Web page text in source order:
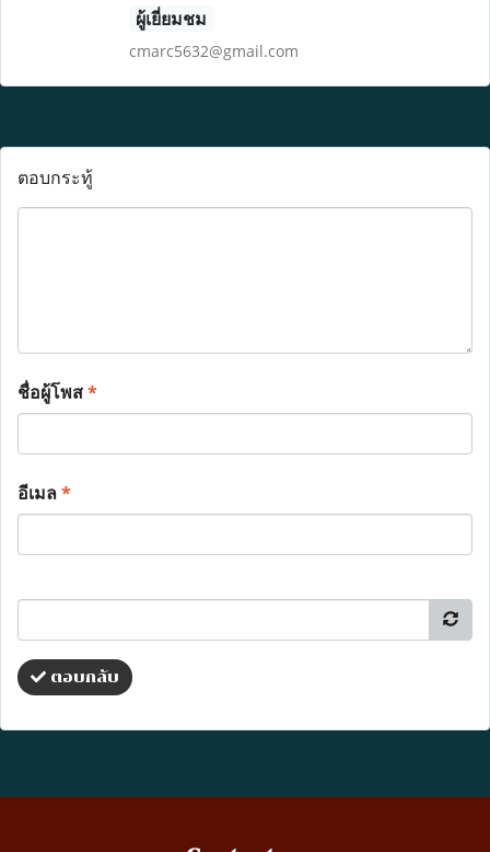
ผู้เยี่ยมชม
cmarc5632@gmail.com
ตอบกระทู้
ชื่อผู้โพส*
อีเมล*
ตอบกลับ